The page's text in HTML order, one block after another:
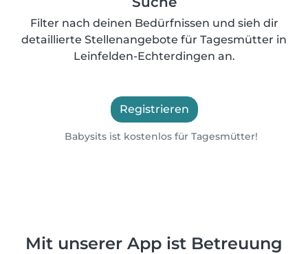
Filter nach deinen Bedürfnissen und sieh dir
detaillierte Stellenangebote für Tagesmütter in
Leinfelden-Echterdingen an.
Registrieren
Babysits ist kostenlos für Tagesmütter!
Mit unserer App ist Betreuung